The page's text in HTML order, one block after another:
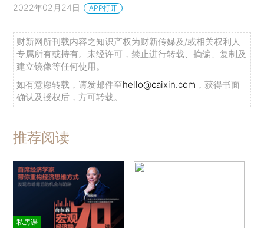
2022年02月24日 APP打开
财新网所刊载内容之知识产权为财新传媒及/或相关权利人
专属所有或持有。未经许可，禁止进行转载、摘编、复制及
建立镜像等任何使用。
如有意愿转载，请发邮件至hello@caixin.com ，获得书面
确认及授权后，方可转载。
推荐阅读
私房课